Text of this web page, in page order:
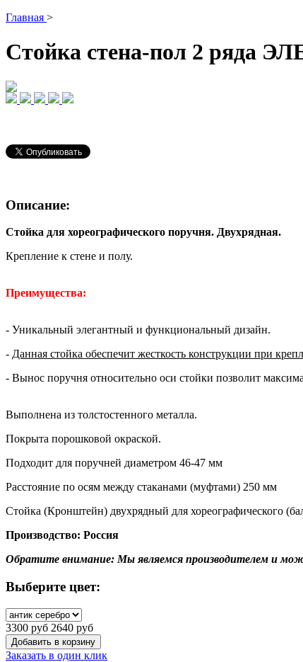
Главная >
Стойка стена-пол 2 ряда
Описание:
Стойка для хореографического поручня. Двухрядная.
Крепление к стене и полу.
Преимущества:
- Уникальный элегантный и функциональный дизайн.
- Данная стойка обеспечит жесткость конструкции при
- Вынос поручня относительно оси стойки позволит
Выполнена из толстостенного металла.
Покрыта порошковой окраской.
Подходит для поручней диаметром 46-47 мм
Расстояние по осям между стаканами (муфтами) 250 мм
Стойка (Кронштейн) двухрядный для хореографического
Производство: Россия
Обратите внимание: Мы являемся производителем и
Выберите цвет:
3300 руб 2640 руб
Заказать в один клик